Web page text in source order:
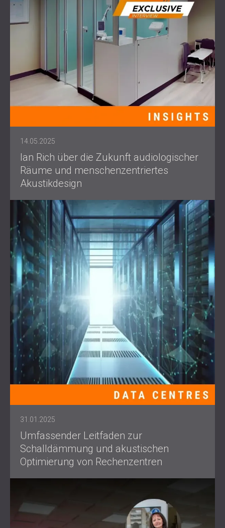
14.05.2025
Ian Rich über die Zukunft audiologischer
Räume und menschenzentriertes
Akustikdesign
31.01.2025
Umfassender Leitfaden zur
Schalldämmung und akustischen
Optimierung von Rechenzentren